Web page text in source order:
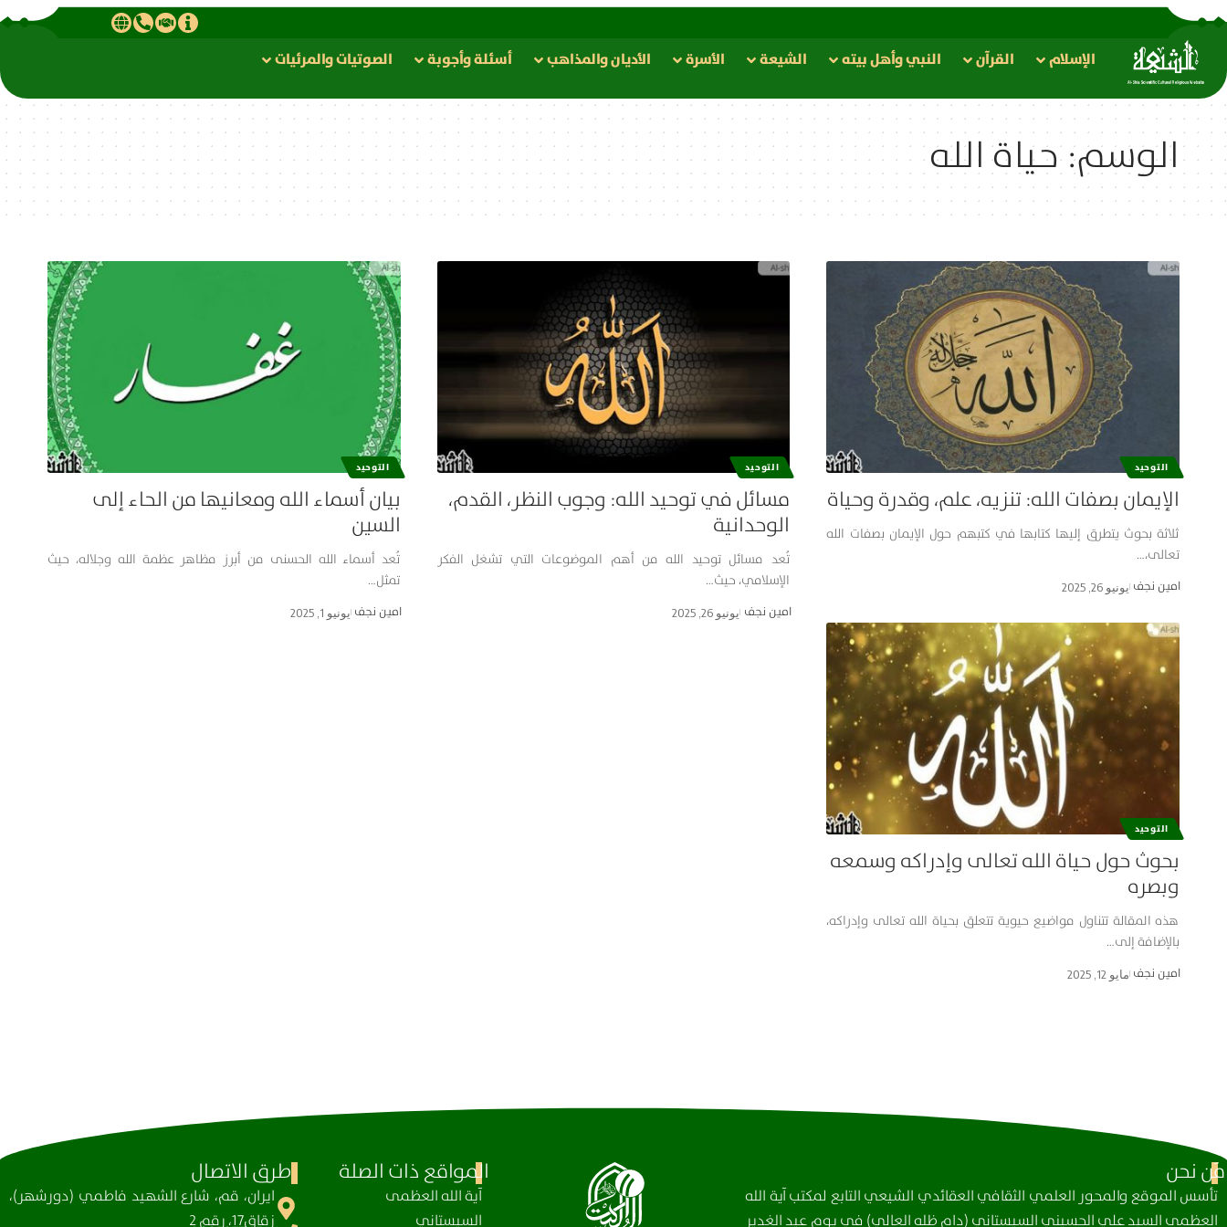
الإسلام القرآن النبي وأهل بيته الشيعة الأسرة الأدیان والمذاهب أسئلة وأجوبة الصوتیات والمرئیات
الوسم:حياة الله
التوحيد
الإيمان بصفات الله: تنزيه، علم، وقدرة وحياة
ثلاثة بحوث يتطرق إليها كتابها في كتبهم حول الإيمان بصفات الله
تعالى،…
امین نجف يونيو 26, 2025
التوحيد
مسائل في توحيد الله: وجوب النظر، القدم،
الوحدانية
تُعد مسائل توحيد الله من أهم الموضوعات التي تشغل الفكر
الإسلامي، حيث…
امین نجف يونيو 26, 2025
التوحيد
بيان أسماء الله ومعانيها من الحاء إلى
السين
تُعد أسماء الله الحسنى من أبرز مظاهر عظمة الله وجلاله، حيث
تمثل…
امین نجف يونيو 1, 2025
التوحيد
بحوث حول حياة الله تعالى وإدراكه وسمعه
وبصره
هذه المقالة تتناول مواضيع حيوية تتعلق بحياة الله تعالى وإدراكه،
بالإضافة إلى…
امین نجف مايو 12, 2025
مَن نحن
تأسس الموقع والمحور العلمي الثقافي العقائدي الشيعي التابع لمكتب آية الله
العظمى السيد علي الحسيني السيستاني (دام ظله العالي) في يوم عيد الغدير
المواقع ذات الصلة
آیة الله العظمی
السيستاني
طرق الاتصال
ايران، قم، شارع الشهيد فاطمي (دورشهر)،
زقاق17، رقم 2